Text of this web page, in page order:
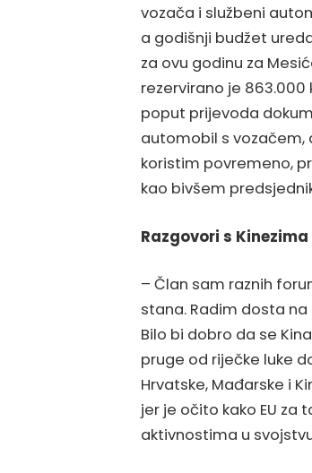
vozača i službeni
a godišnji budžet
za ovu godinu za
rezervirano je 863.000
poput prijevoda
automobil s vozačem,
koristim povremeno,
kao bivšem
Razgovori s Kinezima
– Član sam raznih
stana. Radim dosta
Bilo bi dobro da se
pruge od riječke luke
Hrvatske, Mađarske i
jer je očito kako EU za
aktivnostima u